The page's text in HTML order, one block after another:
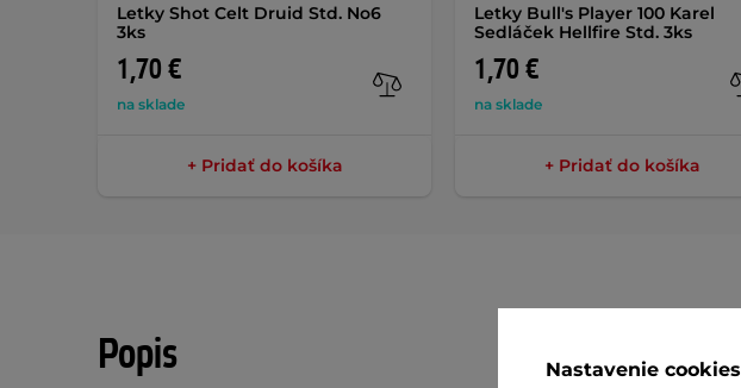
Letky Shot Celt Druid Std. No6
3ks
1,70 €
na sklade
+ Pridať do košíka
Letky Bull's Player 100 Karel
Sedláček Hellfire Std. 3ks
1,70 €
na sklade
+ Pridať do košíka
Popis Nastavenie cookies